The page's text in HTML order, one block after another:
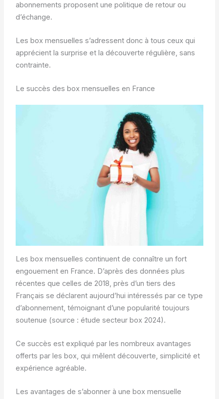
abonnements proposent une politique de retour ou
d’échange.
Les box mensuelles s’adressent donc à tous ceux qui
apprécient la surprise et la découverte régulière, sans
contrainte.
Le succès des box mensuelles en France
Les box mensuelles continuent de connaître un fort
engouement en France. D’après des données plus
récentes que celles de 2018, près d’un tiers des
Français se déclarent aujourd’hui intéressés par ce type
d’abonnement, témoignant d’une popularité toujours
soutenue (source : étude secteur box 2024).
Ce succès est expliqué par les nombreux avantages
offerts par les box, qui mêlent découverte, simplicité et
expérience agréable.
Les avantages de s’abonner à une box mensuelle